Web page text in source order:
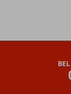
personen